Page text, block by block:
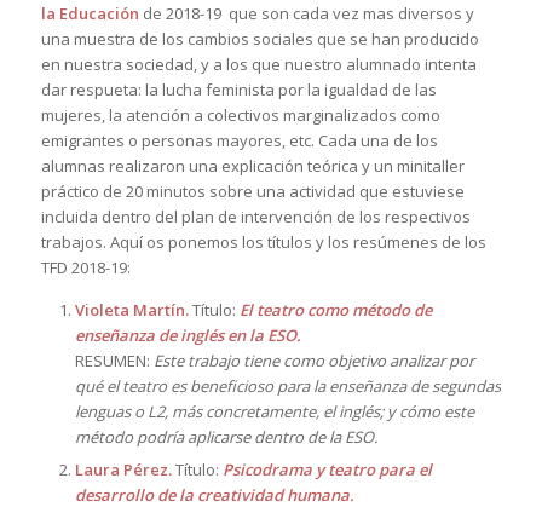
la Educación de 2018-19 que son cada vez mas diversos y
una muestra de los cambios sociales que se han producido
en nuestra sociedad, y a los que nuestro alumnado intenta
dar respueta: la lucha feminista por la igualdad de las
mujeres, la atención a colectivos marginalizados como
emigrantes o personas mayores, etc. Cada una de los
alumnas realizaron una explicación teórica y un minitaller
práctico de 20 minutos sobre una actividad que estuviese
incluida dentro del plan de intervención de los respectivos
trabajos. Aquí os ponemos los títulos y los resúmenes de los
TFD 2018-19:
Violeta Martín.Título: El teatro como método de
enseñanza de inglés en la ESO.
RESUMEN: Este trabajo tiene como objetivo analizar por
qué el teatro es beneficioso para la enseñanza de segundas
lenguas o L2, más concretamente, el inglés; y cómo este
método podría aplicarse dentro de la ESO.
Laura Pérez.Título: Psicodrama y teatro para el
desarrollo de la creatividad humana.